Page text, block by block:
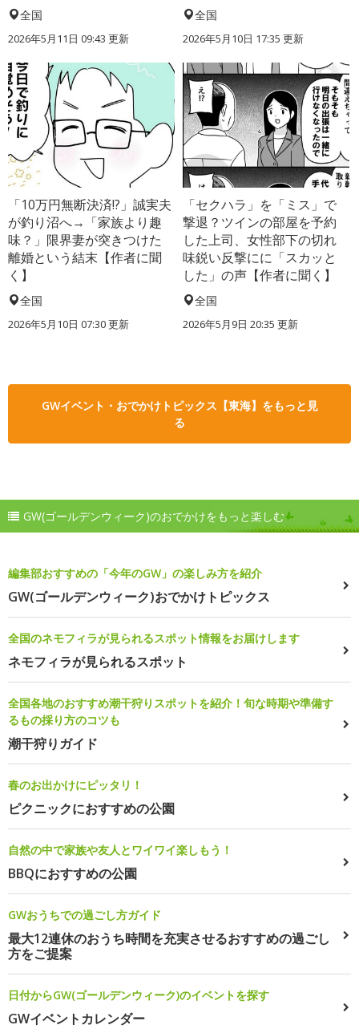
全国
2026年5月11日 09:43 更新
全国
2026年5月10日 17:35 更新
「10万円無断決済!?」誠実夫
が釣り沼へ→「家族より趣
味？」限界妻が突きつけた
離婚という結末【作者に聞
く】
全国
2026年5月10日 07:30 更新
「セクハラ」を「ミス」で
撃退？ツインの部屋を予約
した上司、女性部下の切れ
味鋭い反撃にに「スカッと
した」の声【作者に聞く】
全国
2026年5月9日 20:35 更新
GWイベント・おでかけトピックス【東海】をもっと見
る
GW(ゴールデンウィーク)のおでかけをもっと楽しむ
編集部おすすめの「今年のGW」の楽しみ方を紹介
GW(ゴールデンウィーク)おでかけトピックス
全国のネモフィラが見られるスポット情報をお届けします
ネモフィラが見られるスポット
全国各地のおすすめ潮干狩りスポットを紹介！旬な時期や準備す
るもの採り方のコツも
潮干狩りガイド
春のお出かけにピッタリ！
ピクニックにおすすめの公園
自然の中で家族や友人とワイワイ楽しもう！
BBQにおすすめの公園
GWおうちでの過ごし方ガイド
最大12連休のおうち時間を充実させるおすすめの過ごし
方をご提案
日付からGW(ゴールデンウィーク)のイベントを探す
GWイベントカレンダー